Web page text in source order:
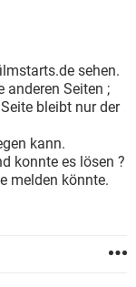
sehen.
Seiten ;
bleibt nur der
kann.
konnte es lösen ?
melden könnte.